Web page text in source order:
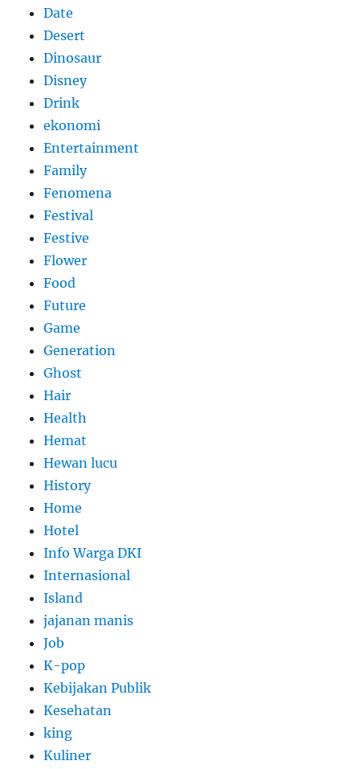
Date
Desert
Dinosaur
Disney
Drink
ekonomi
Entertainment
Family
Fenomena
Festival
Festive
Flower
Food
Future
Game
Generation
Ghost
Hair
Health
Hemat
Hewan lucu
History
Home
Hotel
Info Warga DKI
Internasional
Island
jajanan manis
Job
K-pop
Kebijakan Publik
Kesehatan
king
Kuliner